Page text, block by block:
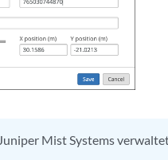
Juniper Mist Systems